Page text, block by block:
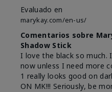
Evaluado en
marykay.com/en-us/
Comentarios sobre
Shadow Stick
I love the black so much.
now unless I need more
1 really looks good on
ON MK!!! Seriously, be